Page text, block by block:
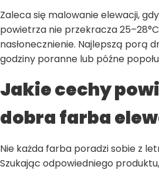
Zaleca się malowanie elewacji,
powietrza nie przekracza
nasłonecznienie. Najlepszą porą
godziny poranne lub późne
Jakie cechy
dobra farba
Nie każda farba poradzi sobie z
Szukając odpowiedniego